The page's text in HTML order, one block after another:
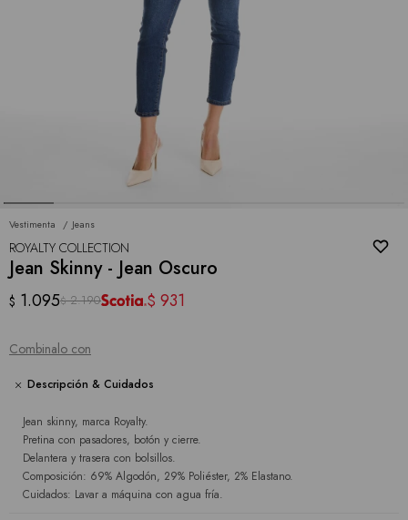
Vestimenta Jeans
ROYALTY COLLECTION
Jean Skinny - Jean Oscuro
$ 1.095$ 2.190 $ 931
Combinalo con
Descripción & Cuidados
Jean skinny, marca Royalty.
Pretina con pasadores, botón y cierre.
Delantera y trasera con bolsillos.
Composición: 69% Algodón, 29% Poliéster, 2% Elastano.
Cuidados: Lavar a máquina con agua fría.